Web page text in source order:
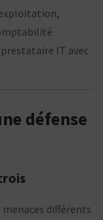
IT avec
défense
différents